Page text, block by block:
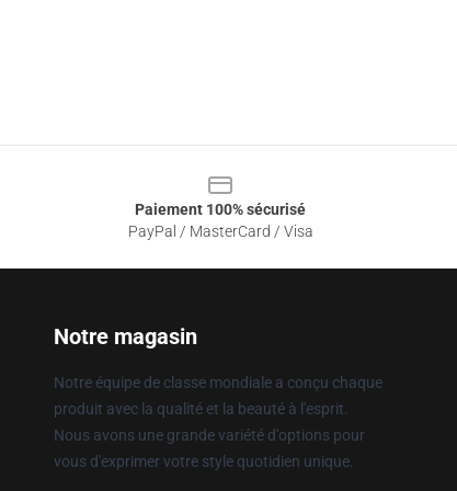
Paiement 100% sécurisé
PayPal / MasterCard / Visa
Notre magasin
Notre équipe de classe mondiale a conçu chaque
produit avec la qualité et la beauté à l'esprit.
Nous avons une grande variété d'options pour
vous d'exprimer votre style quotidien unique.